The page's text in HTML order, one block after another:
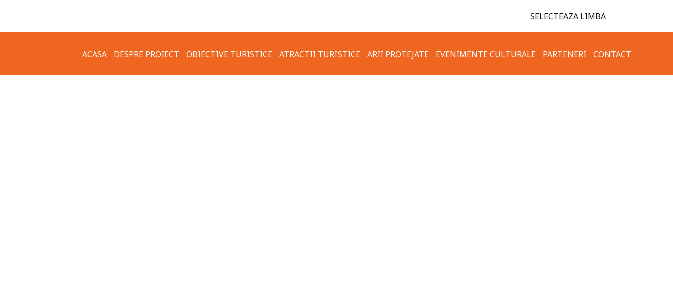
SELECTEAZA LIMBA
ACASA DESPRE PROIECT OBIECTIVE TURISTICE ATRACTII TURISTICE ARII PROTEJATE EVENIMENTE CULTURALE PARTENERI CONTACT